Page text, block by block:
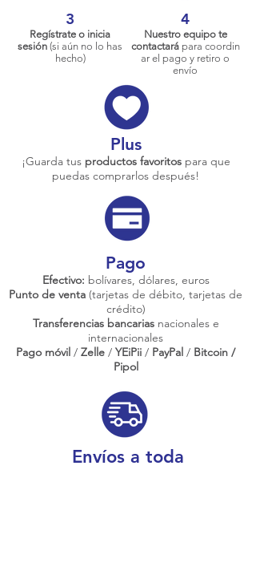
3
Regístrate o inicia
sesión (si aún no lo has
hecho)
4
Nuestro equipo te
contactarápara coordin
ar el pago y retiro o
envío
Plus
¡Guarda tus productos favoritos para que
puedas comprarlos después!
Pago
Efectivo: bolívares, dólares, euros
Punto de venta (tarjetas de débito, tarjetas de
crédito)
Transferencias bancariasnacionales e
internacionales
Pago móvil / Zelle / YEiPii / PayPal / Bitcoin /
Pipol
Envíos a toda